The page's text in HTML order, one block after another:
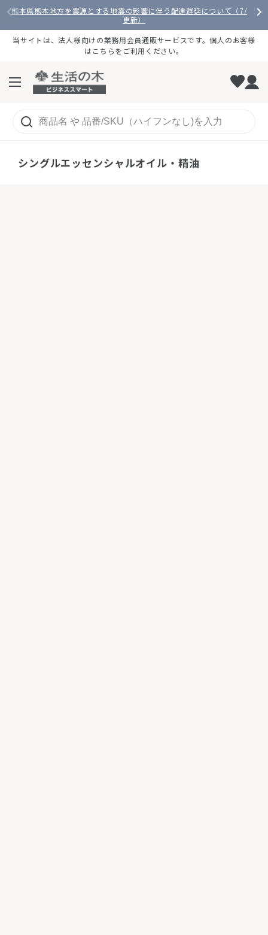
コンテンツへスキップ
熊本県熊本地方を震源とする地震の影響に伴う配達遅延について（7/28
更新）
当サイトは、法人様向けの業務用会員通販サービスです。個人のお客様
はこちらをご利用ください。
メニューを開く
ホーム / アロマ / エッセンシャルオイル・精油 / シングルエッセン
シングルエッセンシャルオイル・精油